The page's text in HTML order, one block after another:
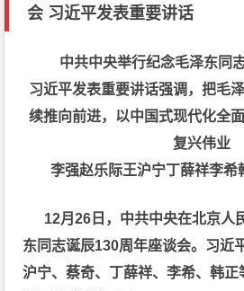
会 习近平发表重要讲话
中共中央举行纪念毛泽东同
习近平发表重要讲话强调，把毛
续推向前进，以中国式现代化全
复兴伟业
李强赵乐际王沪宁丁薛祥李希
12月26日，中共中央在北京人
东同志诞辰130周年座谈会。习近
沪宁、蔡奇、丁薛祥、李希、韩